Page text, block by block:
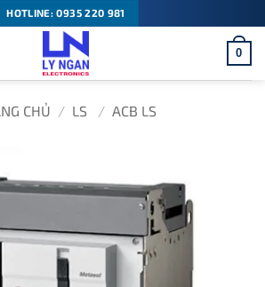
HOTLINE: 0935 220 981
0
CHỦ / LS / ACB LS